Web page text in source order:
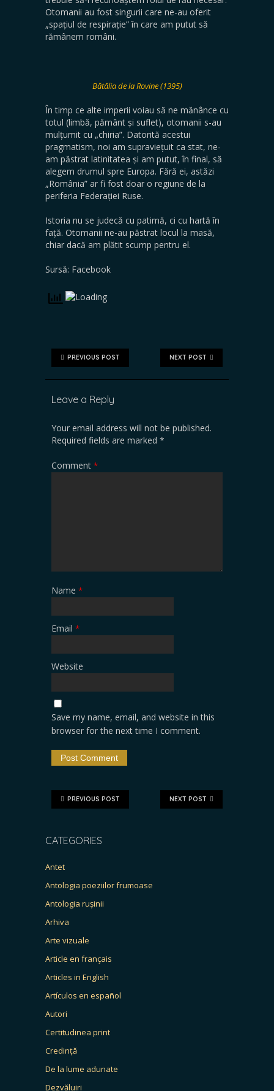
Otomanii au fost singurii care ne-au oferit
„spațiul de respirație” în care am putut să
rămânem români.
Bătălia de la Rovine (1395)
​În timp ce alte imperii voiau să ne mănânce cu
totul (limbă, pământ și suflet), otomanii s-au
mulțumit cu „chiria”. Datorită acestui
pragmatism, noi am supraviețuit ca stat, ne-
am păstrat latinitatea și am putut, în final, să
alegem drumul spre Europa. Fără ei, astăzi
„România” ar fi fost doar o regiune de la
periferia Federației Ruse.
​Istoria nu se judecă cu patimă, ci cu hartă în
față. Otomanii ne-au păstrat locul la masă,
chiar dacă am plătit scump pentru el.
Sursă: Facebook
NEXT POST
PREVIOUS POST
Leave a Reply
Your email address will not be published.
Required fields are marked *
Comment *
Name *
Email *
Website
Save my name, email, and website in this
browser for the next time I comment.
NEXT POST
PREVIOUS POST
CATEGORIES
Antet
Antologia poeziilor frumoase
Antologia rușinii
Arhiva
Arte vizuale
Article en français
Articles in English
Artículos en español
Autori
Certitudinea print
Credință
De la lume adunate
Dezvăluiri